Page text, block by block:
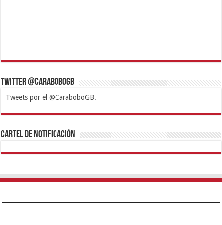
Twitter @CaraboboGB
Tweets por el @CaraboboGB.
1xbetBetturkeyBetistKralbetSupertotobetTipobetMatadorbetMariobet
https://mvbcasino.com/
Cartel de Notificación